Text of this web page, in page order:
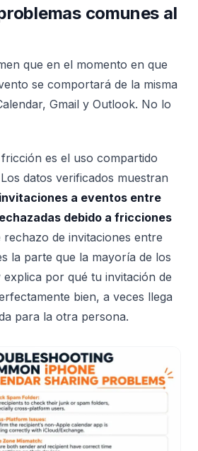
comunes al
que en el momento en que
se comportará de la misma
Gmail y Outlook. No lo
es el uso compartido
datos verificados muestran
a eventos entre
debido a fricciones
rechazo de invitaciones entre
la parte que la mayoría de los
por qué tu invitación de
bien, a veces llega
para la otra persona.